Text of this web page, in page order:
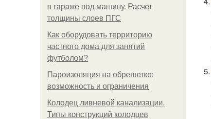
в гараже под машину. Расчет
толщины слоев ПГС
Как оборудовать территорию
частного дома для занятий
футболом?
Пароизоляция на обрешетке:
возможность и ограничения
Колодец ливневой канализации.
Типы конструкций колодцев